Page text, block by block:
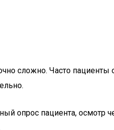
сложно. Часто
опрос пациента, осмотр